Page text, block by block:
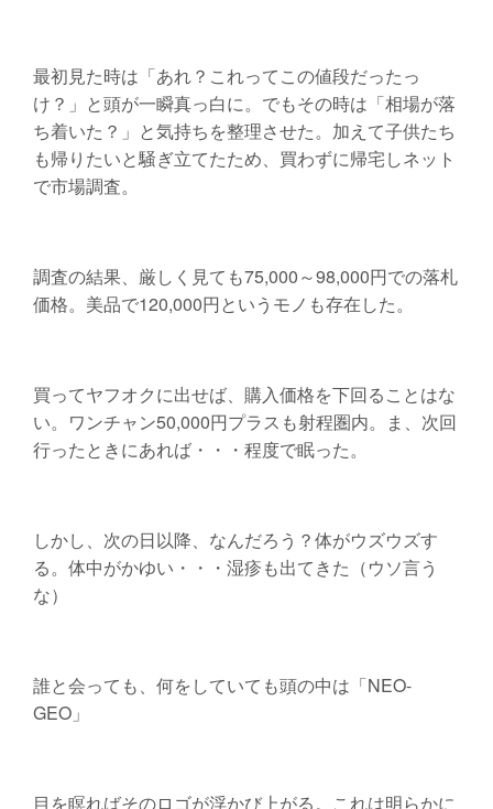
最初見た時は「あれ？これってこの値段だったっ
け？」と頭が一瞬真っ白に。でもその時は「相場が落
ち着いた？」と気持ちを整理させた。加えて子供たち
も帰りたいと騒ぎ立てたため、買わずに帰宅しネット
で市場調査。
調査の結果、厳しく見ても75,000～98,000円での落札
価格。美品で120,000円というモノも存在した。
買ってヤフオクに出せば、購入価格を下回ることはな
い。ワンチャン50,000円プラスも射程圏内。ま、次回
行ったときにあれば・・・程度で眠った。
しかし、次の日以降、なんだろう？体がウズウズす
る。体中がかゆい・・・湿疹も出てきた（ウソ言う
な）
誰と会っても、何をしていても頭の中は「NEO-
GEO」
目を瞑ればそのロゴが浮かび上がる。これは明らかに